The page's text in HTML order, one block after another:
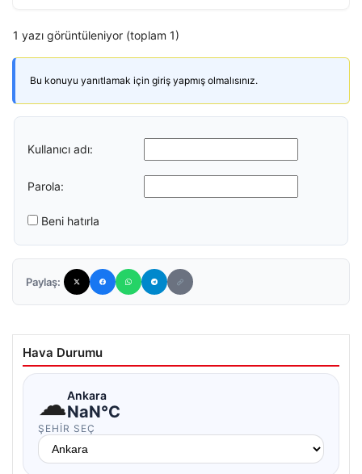
1 yazı görüntüleniyor (toplam 1)
Bu konuyu yanıtlamak için giriş yapmış olmalısınız.
Kullanıcı adı:
Parola:
Beni hatırla
Paylaş:
Hava Durumu
☁Ankara
NaN°C
ŞEHIR SEÇ